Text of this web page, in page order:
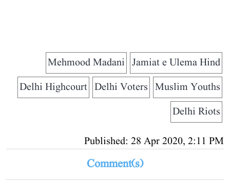
Jamiat e Ulema Hind
Mehmood Madani
Muslim Youths
Delhi Voters
Delhi Highcourt
Delhi Riots
Published: 28 Apr 2020, 2:11 PM
Comment(s)